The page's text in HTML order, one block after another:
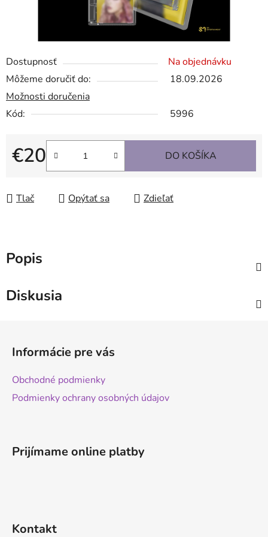
Dostupnosť
Na objednávku
Môžeme doručiť do:
18.09.2026
Možnosti doručenia
Kód:
5996
€20
Jednotková cena:
DO KOŠÍKA
Tlač Opýtať sa Zdieľať
Popis
Diskusia
Informácie pre vás
Obchodné podmienky
Podmienky ochrany osobných údajov
Prijímame online platby
Kontakt